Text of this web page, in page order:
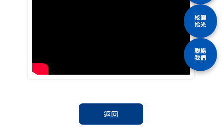
返回
校園
拾光
聯絡
我們